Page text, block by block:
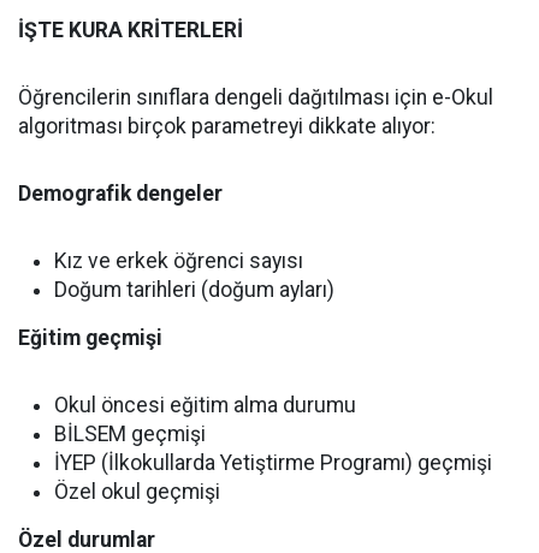
İŞTE KURA KRİTERLERİ
Öğrencilerin sınıflara dengeli dağıtılması için e-Okul
algoritması birçok parametreyi dikkate alıyor:
Demografik dengeler
Kız ve erkek öğrenci sayısı
Doğum tarihleri (doğum ayları)
Eğitim geçmişi
Okul öncesi eğitim alma durumu
BİLSEM geçmişi
İYEP (İlkokullarda Yetiştirme Programı) geçmişi
Özel okul geçmişi
Özel durumlar